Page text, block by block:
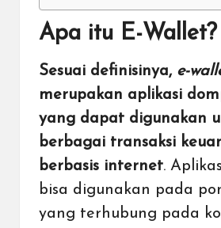
Apa itu E-Wallet?
Sesuai definisinya, e-
merupakan aplikasi
yang dapat digunakan
berbagai transaksi
berbasis internet.
bisa digunakan pada
yang terhubung pada